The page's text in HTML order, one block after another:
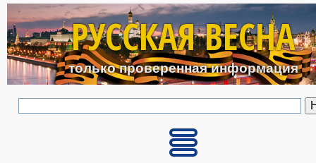
Перейти к основному
РУССКАЯ ВЕСНА
только проверенная информация